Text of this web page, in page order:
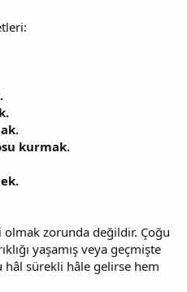
kurmak.
zorunda değildir. Çoğu
yaşamış veya geçmişte
sürekli hâle gelirse hem